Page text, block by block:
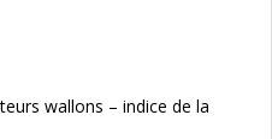
wallons – indice de la